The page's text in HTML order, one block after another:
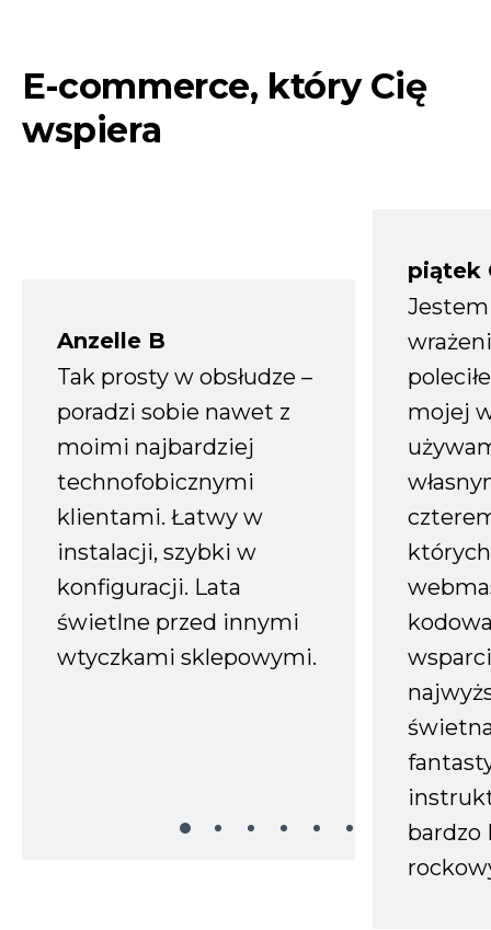
E-commerce, który Cię
wspiera
Anzelle B
Tak prosty w obsłudze –
poradzi sobie nawet z
moimi najbardziej
technofobicznymi
klientami. Łatwy w
instalacji, szybki w
konfiguracji. Lata
świetlne przed innymi
wtyczkami sklepowymi.
piątek
mojej
bardzo